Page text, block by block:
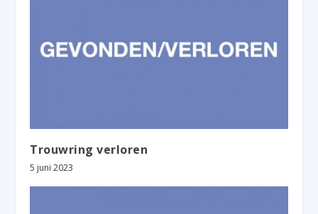
Trouwring verloren
5 juni 2023